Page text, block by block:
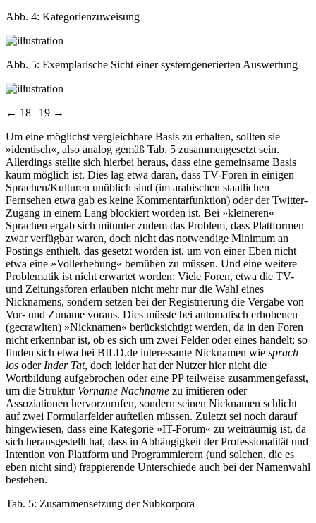
Abb. 4: Kategorienzuweisung
Abb. 5: Exemplarische Sicht einer systemgenerierten Auswertung
← 18 | 19 →
Um eine möglichst vergleichbare Basis zu erhalten, sollten sie
»identisch«, also analog gemäß Tab. 5 zusammengesetzt sein.
Allerdings stellte sich hierbei heraus, dass eine gemeinsame Basis
kaum möglich ist. Dies lag etwa daran, dass TV-Foren in einigen
Sprachen/Kulturen unüblich sind (im arabischen staatlichen
Fernsehen etwa gab es keine Kommentarfunktion) oder der Twitter-
Zugang in einem Lang blockiert worden ist. Bei »kleineren«
Sprachen ergab sich mitunter zudem das Problem, dass Plattformen
zwar verfügbar waren, doch nicht das notwendige Minimum an
Postings enthielt, das gesetzt worden ist, um von einer Eben nicht
etwa eine »Vollerhebung« bemühen zu müssen. Und eine weitere
Problematik ist nicht erwartet worden: Viele Foren, etwa die TV-
und Zeitungsforen erlauben nicht mehr nur die Wahl eines
Nicknamens, sondern setzen bei der Registrierung die Vergabe von
Vor- und Zuname voraus. Dies müsste bei automatisch erhobenen
(gecrawlten) »Nicknamen« berücksichtigt werden, da in den Foren
nicht erkennbar ist, ob es sich um zwei Felder oder eines handelt; so
finden sich etwa bei BILD.de interessante Nicknamen wie sprach
los oder Inder Tat, doch leider hat der Nutzer hier nicht die
Wortbildung aufgebrochen oder eine PP teilweise zusammengefasst,
um die Struktur Vorname Nachname zu imitieren oder
Assoziationen hervorzurufen, sondern seinen Nicknamen schlicht
auf zwei Formularfelder aufteilen müssen. Zuletzt sei noch darauf
hingewiesen, dass eine Kategorie »IT-Forum« zu weiträumig ist, da
sich herausgestellt hat, dass in Abhängigkeit der Professionalität und
Intention von Plattform und Programmierern (und solchen, die es
eben nicht sind) frappierende Unterschiede auch bei der Namenwahl
bestehen.
Tab. 5: Zusammensetzung der Subkorpora